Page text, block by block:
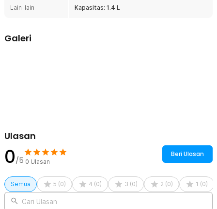
sehingga mudah dibersihkan dan tidak menyerap bau.
Lain-lain Kapasitas: 1.4 L
Galeri
Ulasan
0/5 0 Ulasan
Beri Ulasan
Semua 5 (0) 4 (0) 3 (0) 2 (0) 1 (0)
Cari Ulasan